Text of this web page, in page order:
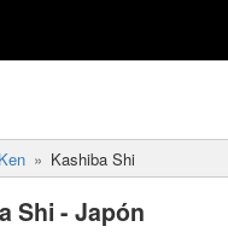
Kashiba Shi
Shi - Japón